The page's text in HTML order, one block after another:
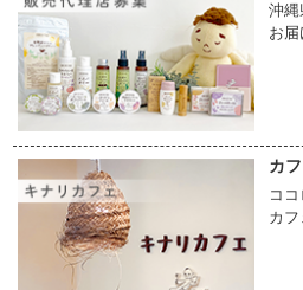
沖縄
お届
カ
コ
カフ